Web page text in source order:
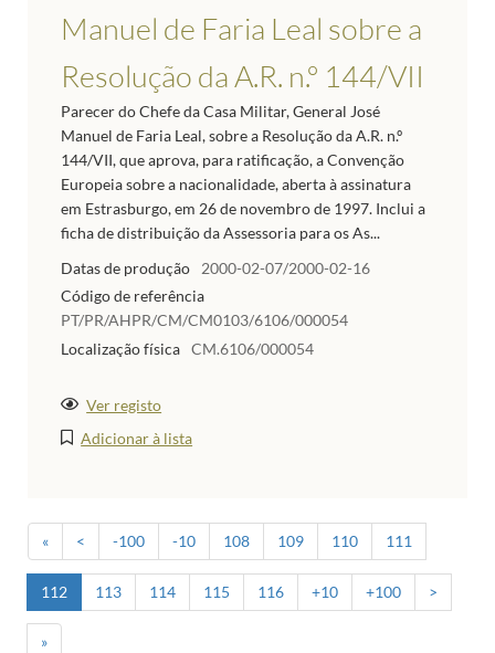
Manuel de Faria Leal sobre a
Resolução da A.R. n.º 144/VII
Parecer do Chefe da Casa Militar, General José
Manuel de Faria Leal, sobre a Resolução da A.R. n.º
144/VII, que aprova, para ratificação, a Convenção
Europeia sobre a nacionalidade, aberta à assinatura
em Estrasburgo, em 26 de novembro de 1997. Inclui a
ficha de distribuição da Assessoria para os As...
Datas de produção
2000-02-07/2000-02-16
Código de referência
PT/PR/AHPR/CM/CM0103/6106/000054
Localização física CM.6106/000054
Ver registo
Adicionar à lista
« < -100 -10 108 109 110 111
112 113 114 115 116 +10 +100 >
»